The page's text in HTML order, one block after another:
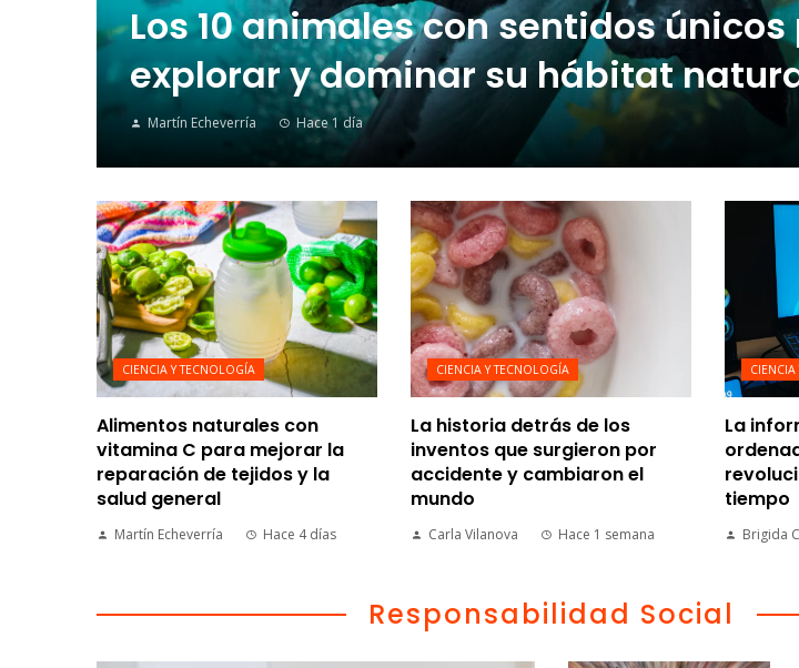
Los 10 animales con sentidos
explorar y dominar su hábitat
Martín Echeverría Hace 1 día
CIENCIA Y TECNOLOGÍA
Alimentos naturales con
vitamina C para mejorar la
reparación de tejidos y la
salud general
Martín Echeverría Hace 4 días
CIENCIA Y TECNOLOGÍA
La historia detrás de los
inventos que surgieron por
accidente y cambiaron el
mundo
Carla Vilanova Hace 1 semana
La
tiempo
Brigida
Responsabilidad Social